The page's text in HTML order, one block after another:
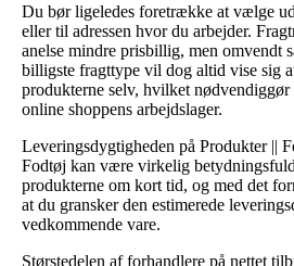
Du bør ligeledes foretrække at vælge
eller til adressen hvor du arbejder.
anelse mindre prisbillig, men omvendt
billigste fragttype vil dog altid vise sig
produkterne selv, hvilket
online shoppens arbejdslager.
Leveringsdygtigheden på Produkter ||
Fodtøj kan være virkelig
produkterne om kort tid, og med det
at du gransker den estimerede
vedkommende vare.
Størstedelen af forhandlere på nettet